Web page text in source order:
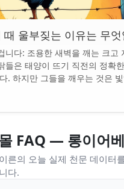
울부짖는 이유는 무엇
니다: 조용한 새벽을 깨는 크고
들은 태양이 뜨기 직전의 정확
. 하지만 그들을 깨우는 것은 빛
일까요? ...
FAQ — 롱이어
른의 오늘 실제 천문 데이터
다.